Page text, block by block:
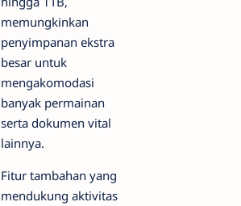
memungkinkan
penyimpanan ekstra
besar untuk
mengakomodasi
banyak permainan
serta dokumen vital
lainnya.
Fitur tambahan yang
mendukung aktivitas